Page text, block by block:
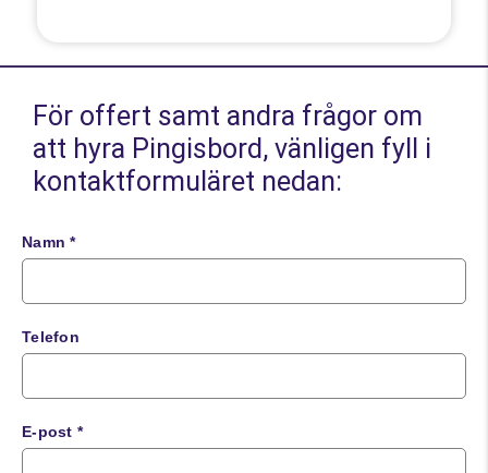
För offert samt andra frågor om
att hyra Pingisbord, vänligen fyll i
kontaktformuläret nedan:
Namn *
Telefon
E-post *